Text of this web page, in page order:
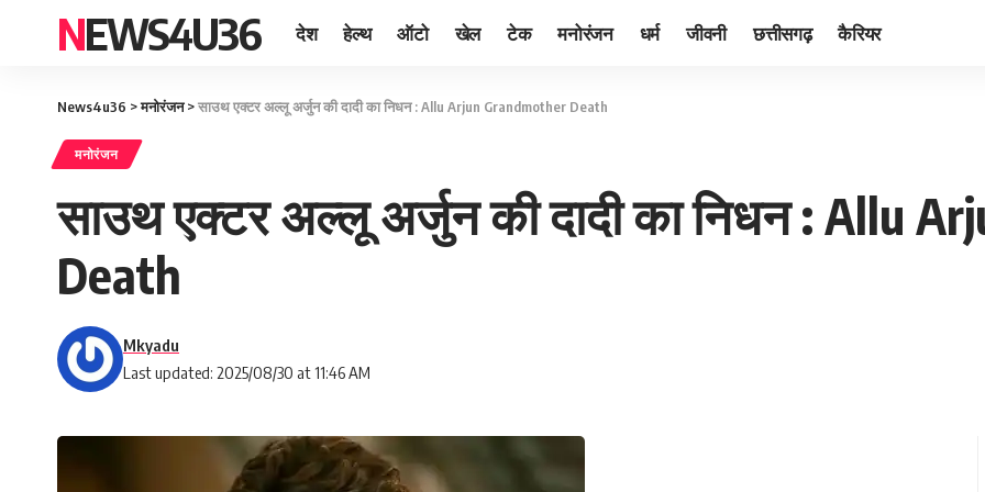
NEWS4U36 देश हेल्थ ऑटो खेल टेक मनोरंजन धर्म जीवनी छत्तीसगढ़ कैरियर
News4u36 >मनोरंजन>साउथ एक्टर अल्लू अर्जुन की दादी का निधन : Allu Arjun Grandmother Death
मनोरंजन
साउथ एक्टर अल्लू अर्जुन की दादी का निधन : Allu
Death
Last updated: 2025/08/30 at 11:46 AM
Mkyadu